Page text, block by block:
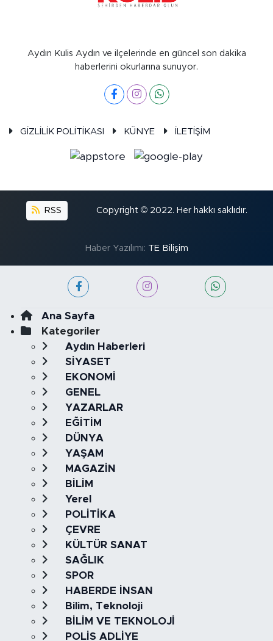
Aydın Kulis Aydın ve ilçelerinde en güncel son dakika
haberlerini okurlarına sunuyor.
GİZLİLİK POLİTİKASI KÜNYE İLETİŞİM
RSS Copyright © 2022. Her hakkı saklıdır.
Haber Yazılımı: TE Bilişim
Ana Sayfa
Kategoriler
Aydın Haberleri
SİYASET
EKONOMİ
GENEL
YAZARLAR
EĞİTİM
DÜNYA
YAŞAM
MAGAZİN
BİLİM
Yerel
POLİTİKA
ÇEVRE
KÜLTÜR SANAT
SAĞLIK
SPOR
HABERDE İNSAN
Bilim, Teknoloji
BİLİM VE TEKNOLOJİ
POLİS ADLİYE